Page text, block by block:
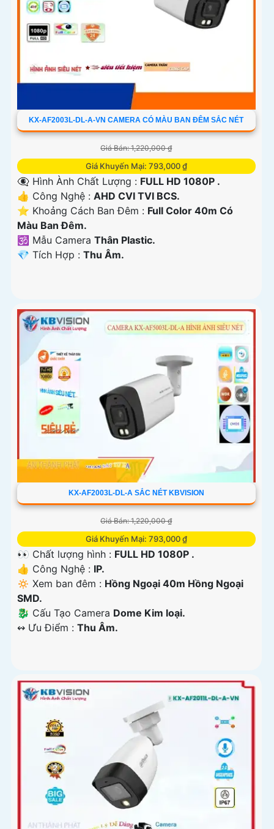
KX-AF2003L-DL-A-VN CAMERA CÓ MÀU BAN ĐÊM SẮC NÉT
Giá Bán: 1,220,000 ₫
Giá Khuyến Mại: 793,000 ₫
👁️‍🗨 Hình Ành Chất Lượng : FULL HD 1080P .
👍 Công Nghệ : AHD CVI TVI BCS.
⭐ Khoảng Cách Ban Đêm : Full Color 40m Có
Màu Ban Ðêm.
🕉️ Mẫu Camera Thân Plastic.
️💎 Tích Hợp : Thu Âm.
KX-AF2003L-DL-A SẮC NÉT KBVISION
Giá Bán: 1,220,000 ₫
Giá Khuyến Mại: 793,000 ₫
👀 Chất lượng hình : FULL HD 1080P .
👍 Công Nghệ : IP.
🔅 Xem ban đêm : Hồng Ngoại 40m Hồng Ngoại
SMD.
🐉️ Cấu Tạo Camera Dome Kim loại.
️↭ Ưu Điểm : Thu Âm.